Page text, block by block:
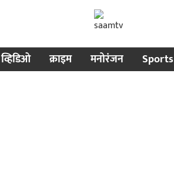
व्हिडिओ क्राइम मनोरंजन Sports